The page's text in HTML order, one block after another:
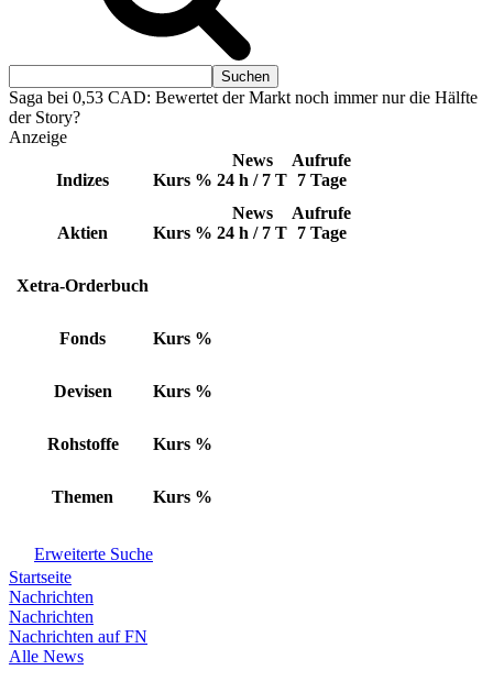
Saga bei 0,53 CAD: Bewertet der Markt noch immer nur die Hälfte
der Story?
Anzeige
Indizes Kurs %
News
24 h / 7 T
Aufrufe
7 Tage
Aktien Kurs %
News
24 h / 7 T
Aufrufe
7 Tage
Xetra-Orderbuch
Fonds Kurs %
Devisen Kurs %
Rohstoffe Kurs %
Themen Kurs %
Erweiterte Suche
Startseite
Nachrichten
Nachrichten
Nachrichten auf FN
Alle News